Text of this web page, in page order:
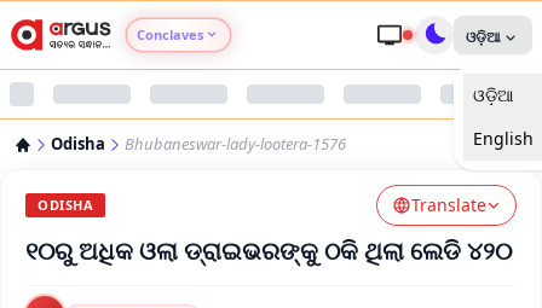
Conclaves
Argus Nari Shakti
ଓଡ଼ିଆ
ଓଡ଼ିଆ
English
Odisha Bhubaneswar-lady-lootera-1576
ODISHA Translate
୧୦ରୁ ଅଧିକ ଓଲା ଡ୍ରାଇଭରଙ୍କୁ ଠକି ଥିଲା ଲେଡି ୪୨୦